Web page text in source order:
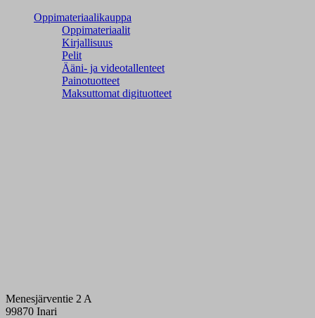
Oppimateriaalikauppa
Oppimateriaalit
Kirjallisuus
Pelit
Ääni- ja videotallenteet
Painotuotteet
Maksuttomat digituotteet
Menesjärventie 2 A
99870 Inari